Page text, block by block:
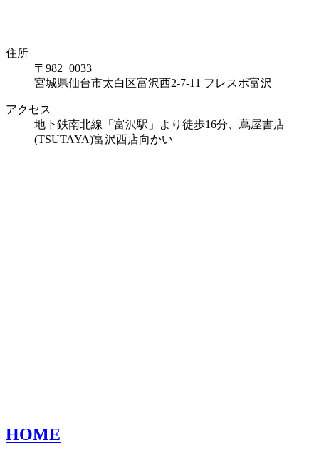
住所
〒982−0033
宮城県仙台市太白区富沢西2-7-11 フレスポ富沢
アクセス
地下鉄南北線「富沢駅」より徒歩16分、蔦屋書店
(TSUTAYA)富沢西店向かい
HOME